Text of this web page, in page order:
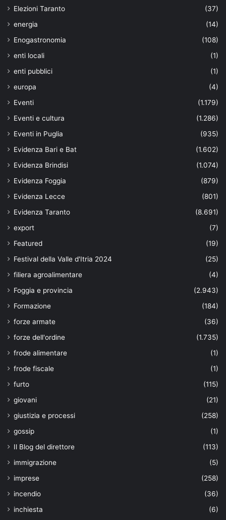
Elezioni Taranto
(37)
energia
(14)
Enogastronomia
(108)
enti locali
(1)
enti pubblici
(1)
europa
(4)
Eventi
(1.179)
Eventi e cultura
(1.286)
Eventi in Puglia
(935)
Evidenza Bari e Bat
(1.602)
Evidenza Brindisi
(1.074)
Evidenza Foggia
(879)
Evidenza Lecce
(801)
Evidenza Taranto
(8.691)
export
(7)
Featured
(19)
Festival della Valle d'Itria 2024
(25)
filiera agroalimentare
(4)
Foggia e provincia
(2.943)
Formazione
(184)
forze armate
(36)
forze dell'ordine
(1.735)
frode alimentare
(1)
frode fiscale
(1)
furto
(115)
giovani
(21)
giustizia e processi
(258)
gossip
(1)
Il Blog del direttore
(113)
immigrazione
(5)
imprese
(258)
incendio
(36)
inchiesta
(6)